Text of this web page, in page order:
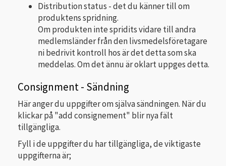
Distribution status - det du känner till om
produktens spridning.
Om produkten inte spridits vidare till andra
medlemsländer från den livsmedelsföretagare
ni bedrivit kontroll hos är det detta som ska
meddelas. Om det ännu är oklart uppges detta.
Consignment - Sändning
Här anger du uppgifter om själva sändningen. När du
klickar på "add consignement" blir nya fält
tillgängliga.
Fyll i de uppgifter du har tillgängliga, de viktigaste
uppgifterna är;